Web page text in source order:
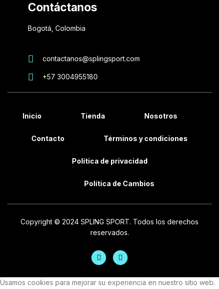
Contáctanos
Bogotá, Colombia
contactanos@splingsport.com
+57 3004955180
Inicio Tienda Nosotros
Contacto Términos y condiciones
Política de privacidad
Política de Cambios
Copyright © 2024 SPLING SPORT. Todos los derechos
reservados.
Usamos cookies para mejorar su experiencia en nuestro sitio web.